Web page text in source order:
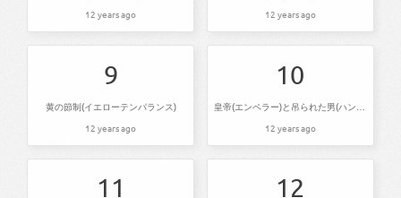
12 years ago
12 years ago
9
黄の節制(イエローテンパランス)
12 years ago
10
12 years ago
11 12